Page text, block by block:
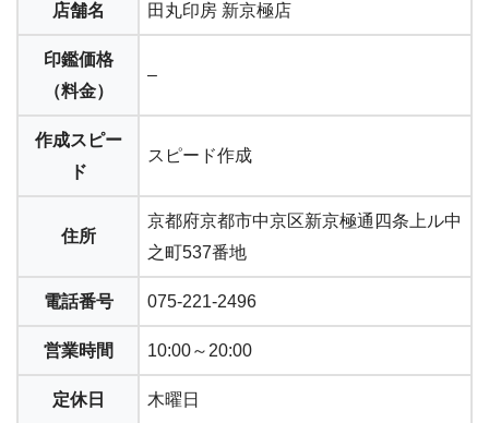
店舗名 田丸印房 新京極店
印鑑価格
（料金）
–
作成スピー
ド
スピード作成
住所
京都府京都市中京区新京極通四条上ル中
之町537番地
電話番号 075-221-2496
営業時間 10:00～20:00
定休日 木曜日